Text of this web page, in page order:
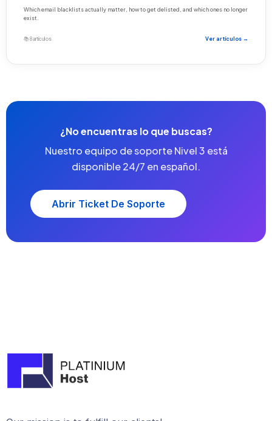
Which email blacklists actually matter, how to get delisted, and which ones no longer
exist.
📚 8 artículos Ver artículos →
¿No encuentras lo que buscas?
Nuestro equipo de soporte Nivel 3 está
disponible 24/7 en español.
Abrir Ticket De Soporte